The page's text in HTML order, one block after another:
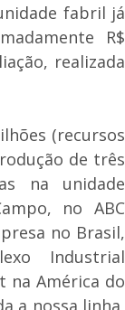
fabril já
R$
realizada
(recursos
de três
na unidade
no ABC
no Brasil,
Industrial
na América do
a nossa linha,